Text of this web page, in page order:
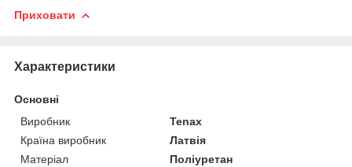
Приховати
Характеристики
Основні
Виробник
Tenax
Країна виробник
Латвія
Матеріал
Поліуретан